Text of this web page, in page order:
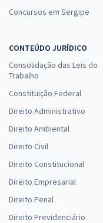
Concursos em Sergipe
CONTEÚDO JURÍDICO
Consolidação das Leis do
Trabalho
Constituição Federal
Direito Administrativo
Direito Ambiental
Direito Civil
Direito Constitucional
Direito Empresarial
Direito Penal
Direito Previdenciário